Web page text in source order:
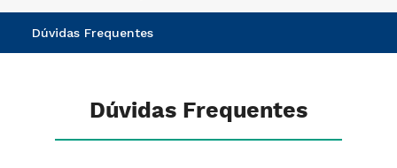
Dúvidas Frequentes
Dúvidas Frequentes